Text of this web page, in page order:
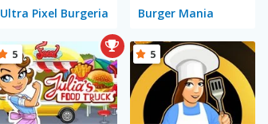
Ultra Pixel Burgeria Burger Mania
5 5